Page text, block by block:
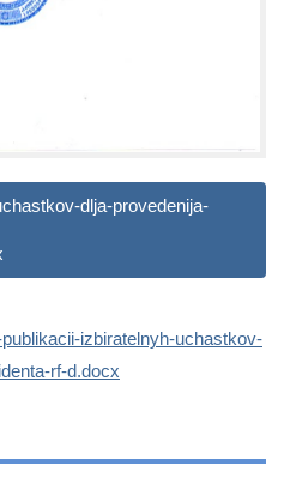
dlja-provedenija-
izbiratelnyh-uchastkov-
rf-d.docx